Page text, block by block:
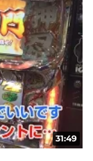
31:49